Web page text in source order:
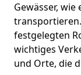
Gewässer, wie
festgelegten
wichtiges
und Orte, die